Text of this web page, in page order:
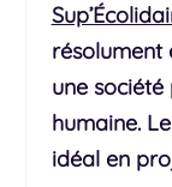
résolument
une
humaine.
idéal en